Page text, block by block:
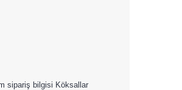
sipariş bilgisi Köksallar